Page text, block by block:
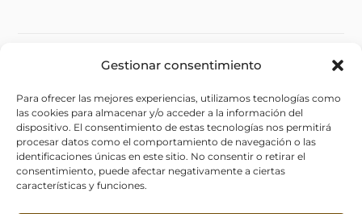
Gestionar consentimiento
Para ofrecer las mejores experiencias, utilizamos tecnologías como
las cookies para almacenar y/o acceder a la información del
dispositivo. El consentimiento de estas tecnologías nos permitirá
procesar datos como el comportamiento de navegación o las
identificaciones únicas en este sitio. No consentir o retirar el
consentimiento, puede afectar negativamente a ciertas
características y funciones.
Legal
Aviso legal
Política de privacidad
Política de cookies (UE)
Política de envíos y devoluciones